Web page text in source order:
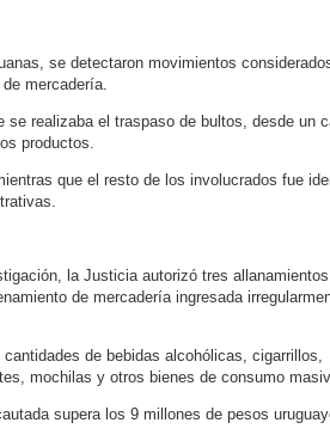
se detectaron movimientos
mercadería.
se realizaba el traspaso de bultos, desde un
productos.
que el resto de los involucrados fue
la Justicia autorizó tres
de mercadería ingresada
de bebidas alcohólicas, cigarrillos,
mochilas y otros bienes de consumo
supera los 9 millones de pesos